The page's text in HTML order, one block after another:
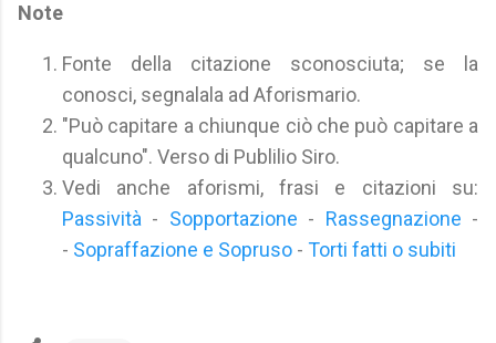
Note
Fonte della citazione sconosciuta; se la
conosci, segnalala ad Aforismario.
"Può capitare a chiunque ciò che può capitare a
qualcuno". Verso di Publilio Siro.
Vedi anche aforismi, frasi e citazioni su:
Passività - Sopportazione - Rassegnazione -
- Sopraffazione e Sopruso - Torti fatti o subiti